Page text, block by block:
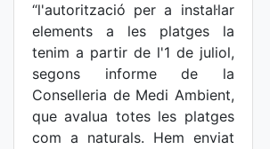
“l'autorització per a instal·lar
elements a les platges la
tenim a partir de l'1 de juliol,
segons informe de la
Conselleria de Medi Ambient,
que avalua totes les platges
com a naturals. Hem enviat